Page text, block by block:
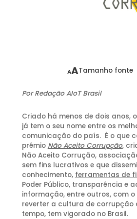
AATamanho fonte
Por Redação AIoT Brasil
Criado há menos de dois anos,
já tem o seu nome entre os
comunicação do país. É o que
prêmio Não Aceito Corrupção,
Não Aceito Corrução,
sem fins lucrativos e que
conhecimento, ferramentas de
Poder Público, transparência e
informação, entre outros, com o
reverter a cultura de corrupção
tempo, tem vigorado no Brasil.